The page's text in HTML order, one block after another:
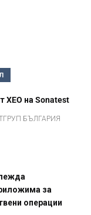
XEO на Sonatest
БЪЛГАРИЯ
за
операции